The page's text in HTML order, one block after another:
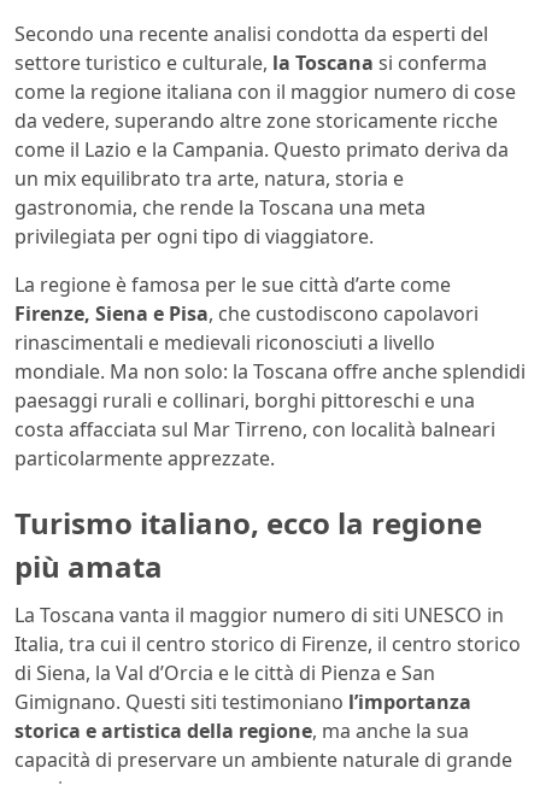
Secondo una recente analisi condotta da esperti del
settore turistico e culturale, la Toscana si conferma
come la regione italiana con il maggior numero di cose
da vedere, superando altre zone storicamente ricche
come il Lazio e la Campania. Questo primato deriva da
un mix equilibrato tra arte, natura, storia e
gastronomia, che rende la Toscana una meta
privilegiata per ogni tipo di viaggiatore.
La regione è famosa per le sue città d’arte come
Firenze, Siena e Pisa, che custodiscono capolavori
rinascimentali e medievali riconosciuti a livello
mondiale. Ma non solo: la Toscana offre anche splendidi
paesaggi rurali e collinari, borghi pittoreschi e una
costa affacciata sul Mar Tirreno, con località balneari
particolarmente apprezzate.
Turismo italiano, ecco la regione
più amata
La Toscana vanta il maggior numero di siti UNESCO in
Italia, tra cui il centro storico di Firenze, il centro storico
di Siena, la Val d’Orcia e le città di Pienza e San
Gimignano. Questi siti testimoniano l’importanza
storica e artistica della regione, ma anche la sua
capacità di preservare un ambiente naturale di grande